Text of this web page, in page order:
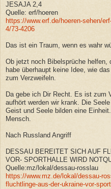
JESAJA 2,4
Quelle: erf/hoeren
https://www.erf.de/hoeren-sehen/
4/73-4206
Das ist ein Traum, wenn es wahr
Ob jetzt noch Bibelsprüche helfen,
habe überhaupt keine Idee, wie
zum Verzweifeln.
Da gebe ich Dir Recht. Es ist zum
aufhört werden wir krank. Die
Geist und Seele bilden eine
Mensch.
Nach Russland Angriff
DESSAU BEREITET SICH AUF
VOR- SPORTHALLE WIRD
Quelle:mz/lokal/dessau-rosslau
https://www.mz.de/lokal/dessau-
fluchtlinge-aus-der-ukraine-vor-